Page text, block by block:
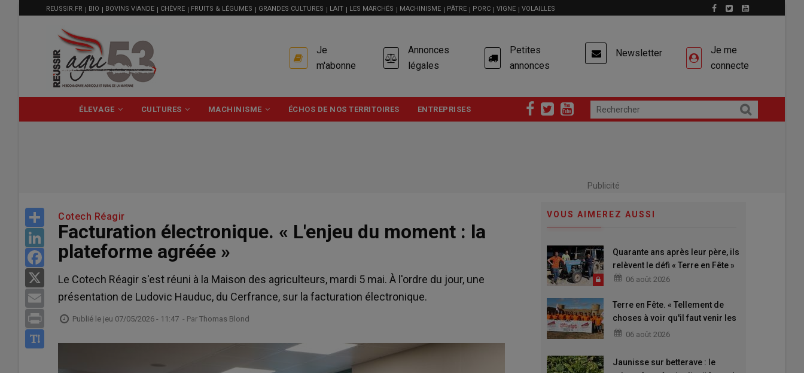
MENU
FILIÈRE
REUSSIR.FR BIO BOVINS VIANDE CHÈVRE FRUITS & LÉGUMES GRANDES CULTURES LAIT LES MARCHÉS MACHINISME PÂTRE PORC VIGNE VOLAILLES
USER
ACCOUNT
MENU
Je
m'abonne
Annonces
légales
Petites
annonces
Newsletter
Je me
connecte
PRINCIPALE
ÉLEVAGE CULTURES MACHINISME ÉCHOS DE NOS TERRITOIRES ENTREPRISES
Publicité
Share
LinkedIn
Facebook
Email
Print
Cotech Réagir
Facturation électronique. « L'enjeu du moment : la
plateforme agréée »
Le Cotech Réagir s'est réuni à la Maison des agriculteurs, mardi 5 mai. À l'ordre du jour, une
présentation de Ludovic Hauduc, du Cerfrance, sur la facturation électronique.
Publié le jeu 07/05/2026 - 11:47 - Par Thomas Blond
VOUS AIMEREZ AUSSI
Quarante ans après leur père, ils
relèvent le défi « Terre en Fête »
06 août 2026
Terre en Fête. « Tellement de
choses à voir qu'il faut venir les
deux jours »
06 août 2026
Jaunisse sur betterave : le